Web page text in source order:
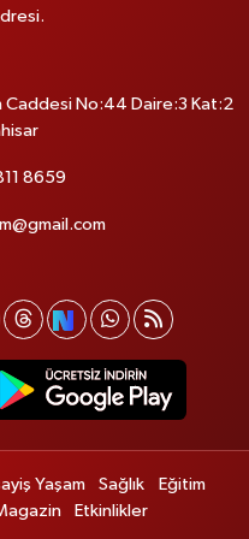
Caddesi No:44 Daire:3 Kat:2
8659
Yaşam Sağlık
Eğitim
Etkinlikler